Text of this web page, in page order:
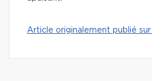
Article originalement publié